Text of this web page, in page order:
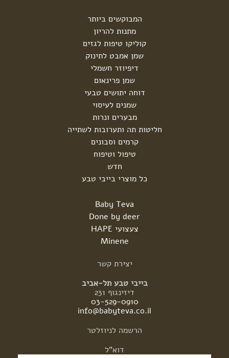
המבוקשים ביותר
מתנות להריון
קוליקו טיפות לגזים
שמן אמבט לתינוק
דיפיוזר חשמלי
שמן פרינאום
דוחה יתושים טבעי
שמנים לעיסוי
מבערים ונרות
חליטות תה ותערובות לשתייה
קרמים וסבונים
טיפול וטיפוח
חדש
כל מוצרי בייבי טבע
Baby Teva
Done by deer
צעצועי HAPE
Minene
יצירת קשר
בייבי טבע תל-אביב
דיזינגוף 231
03-529-0910
info@babyteva.co.il
הרשמה לניוזלטר
דוא"ל